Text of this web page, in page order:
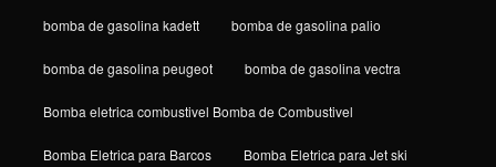
bomba de gasolina kadett bomba de gasolina palio
bomba de gasolina peugeot bomba de gasolina vectra
Bomba eletrica combustivel Bomba de Combustivel
Bomba Eletrica para Barcos Bomba Eletrica para Jet ski